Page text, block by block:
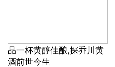
品一杯黄醇佳酿,探乔川黄
酒前世今生